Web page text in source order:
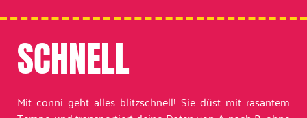
SCHNELL
Mit conni geht alles blitzschnell! Sie düst mit rasantem